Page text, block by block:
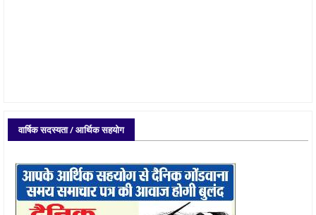
वार्षिक सदस्यता / आर्थिक सहयोग